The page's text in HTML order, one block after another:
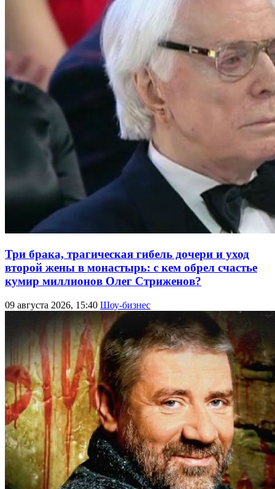
Три брака, трагическая гибель дочери и уход
второй жены в монастырь: с кем обрел счастье
кумир миллионов Олег Стриженов?
09 августа 2026, 15:40 Шоу-бизнес